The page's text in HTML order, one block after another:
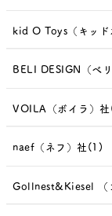
kid O Toys（キッ
BELI DESIGN（べ
VOILA（ボイラ）
naef（ネフ）社(1)
Gollnest&Kiesel （